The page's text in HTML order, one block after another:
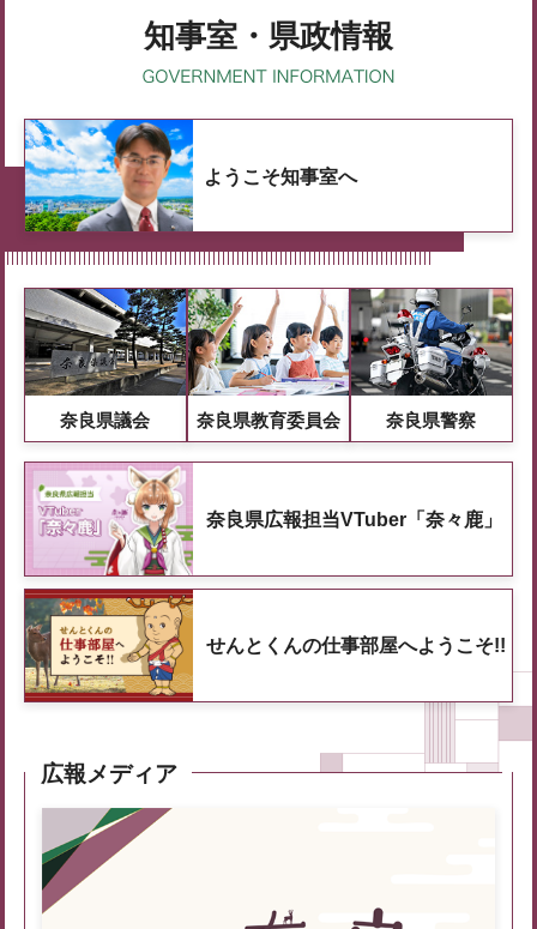
知事室・県政情報
ようこそ知事室へ
奈良県議会 奈良県教育委員会 奈良県警察
奈良県広報担当VTuber「奈々鹿」
せんとくんの仕事部屋へようこそ!!
広報メディア